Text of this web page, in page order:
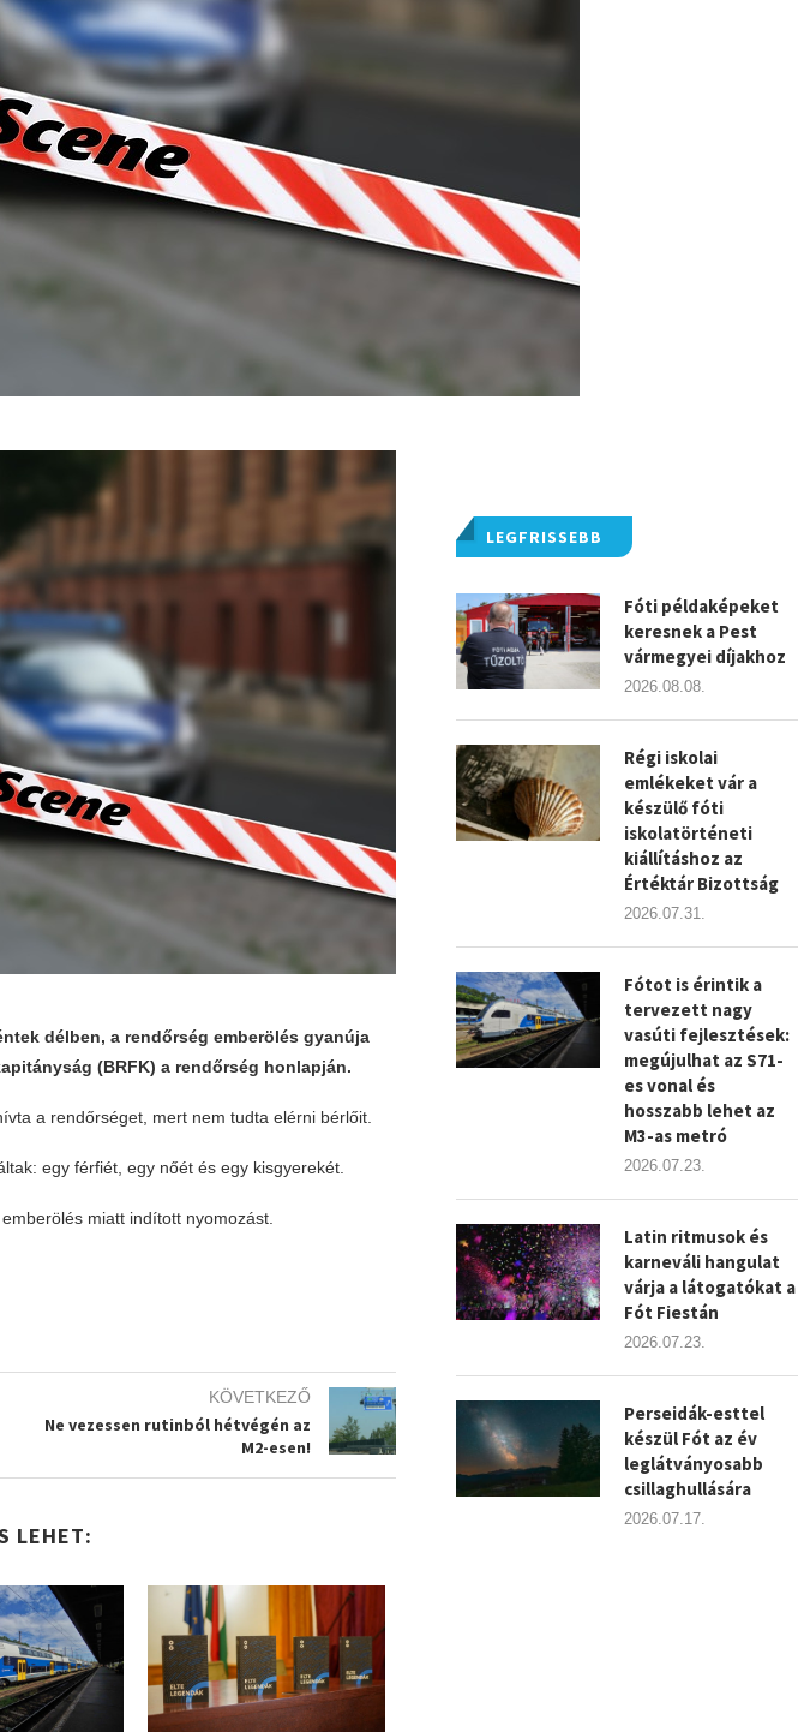
délben, a rendőrség emberölés gyanúja
(BRFK) a rendőrség honlapján.
a rendőrséget, mert nem tudta elérni bérlőit.
egy férfiét, egy nőét és egy kisgyerekét.
miatt indított nyomozást.
KÖVETKEZŐ
Ne vezessen rutinból hétvégén az
M2-esen!
LEHET:
LEGFRISSEBB
Fóti példaképeket
keresnek a Pest
vármegyei díjakhoz
2026.08.08.
Régi iskolai
emlékeket vár a
készülő fóti
iskolatörténeti
kiállításhoz az
Értéktár Bizottság
2026.07.31.
Fótot is érintik a
tervezett nagy
vasúti fejlesztések:
megújulhat az S71-
es vonal és
hosszabb lehet az
M3-as metró
2026.07.23.
Latin ritmusok és
karneváli hangulat
várja a látogatókat a
Fót Fiestán
2026.07.23.
Perseidák-esttel
készül Fót az év
leglátványosabb
csillaghullására
2026.07.17.